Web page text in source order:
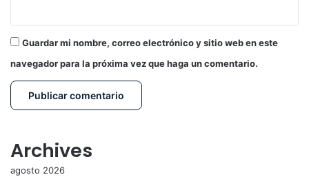
Guardar mi nombre, correo electrónico y sitio web en este
navegador para la próxima vez que haga un comentario.
Archives
agosto 2026